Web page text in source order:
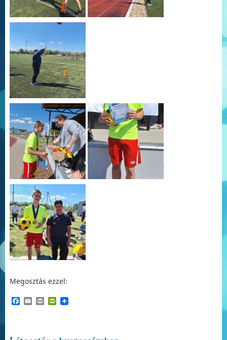
Megosztás ezzel:
Facebook
EmailPrintPrintFriendly